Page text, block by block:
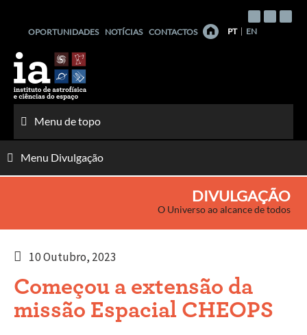
conteúdo
OPORTUNIDADES NOTÍCIAS CONTACTOS PT EN
Menu de topo
Menu Divulgação
DIVULGAÇÃO
O Universo ao alcance de todos
10 Outubro, 2023
Começou a extensão da
missão Espacial CHEOPS